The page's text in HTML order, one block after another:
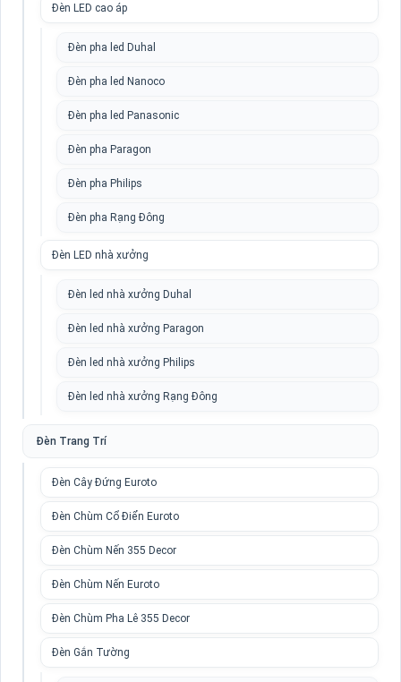
Đèn LED cao áp
Đèn pha led Duhal
Đèn pha led Nanoco
Đèn pha led Panasonic
Đèn pha Paragon
Đèn pha Philips
Đèn pha Rạng Đông
Đèn LED nhà xưởng
Đèn led nhà xưởng Duhal
Đèn led nhà xưởng Paragon
Đèn led nhà xưởng Philips
Đèn led nhà xưởng Rạng Đông
Đèn Trang Trí
Đèn Cây Đứng Euroto
Đèn Chùm Cổ Điển Euroto
Đèn Chùm Nến 355 Decor
Đèn Chùm Nến Euroto
Đèn Chùm Pha Lê 355 Decor
Đèn Gắn Tường